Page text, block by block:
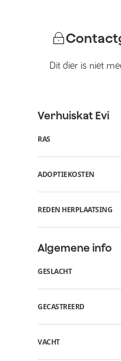
Dit dier is niet
Verhuiskat Evi
RAS
ADOPTIEKOSTEN
REDEN HERPLAATSING
Algemene info
GESLACHT
GECASTREERD
VACHT